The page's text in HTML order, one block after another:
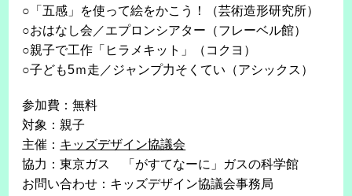
○「五感」を使って絵をかこう！（芸術造形研究所）
○おはなし会／エプロンシアター（フレーベル館）
○親子で工作「ヒラメキット」（コクヨ）
○子ども5ｍ走／ジャンプ力そくてい（アシックス）
参加費：無料
対象：親子
主催： キッズデザイン協議会
協力：東京ガス 「がすてなーに」ガスの科学館
お問い合わせ：キッズデザイン協議会事務局